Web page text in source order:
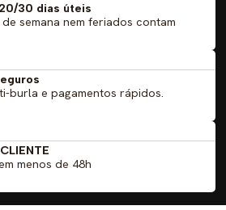
30 dias úteis
semana nem feriados contam
burla e pagamentos rápidos.
menos de 48h